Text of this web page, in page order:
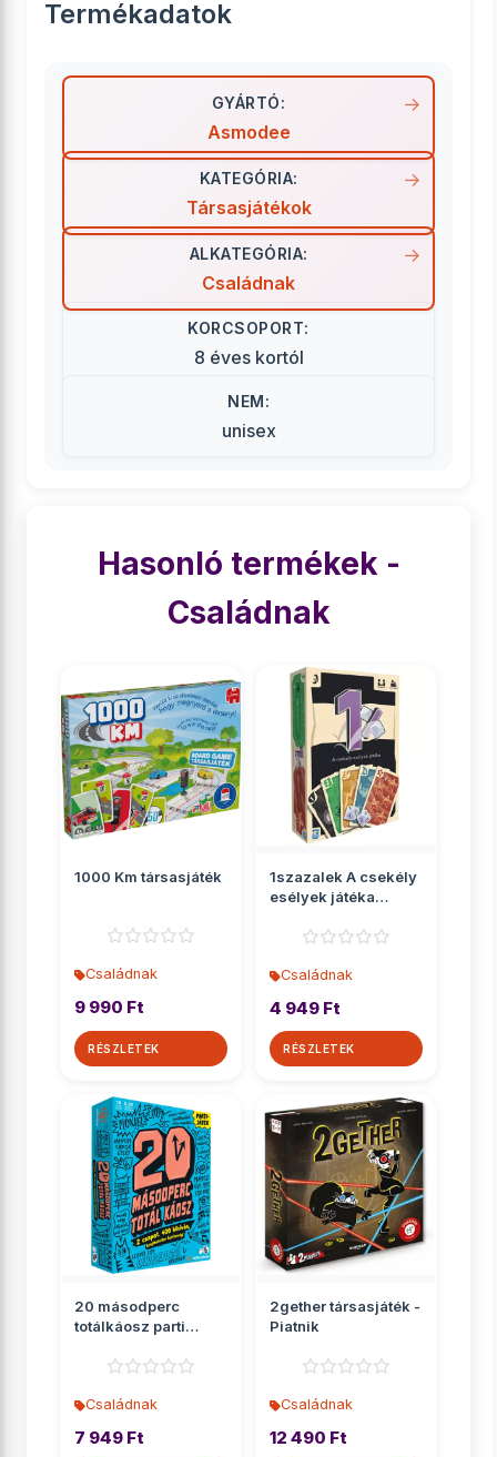
Termékadatok
GYÁRTÓ:
Asmodee
KATEGÓRIA:
Társasjátékok
ALKATEGÓRIA:
Családnak
KORCSOPORT:
8 éves kortól
NEM:
unisex
Hasonló termékek -
Családnak
1000 Km társasjáték
Családnak
9 990 Ft
RÉSZLETEK
1szazalek A csekély
esélyek játéka
Családnak
4 949 Ft
RÉSZLETEK
20 másodperc
totálkáosz parti
Családnak
7 949 Ft
2gether társasjáték -
Piatnik
Családnak
12 490 Ft